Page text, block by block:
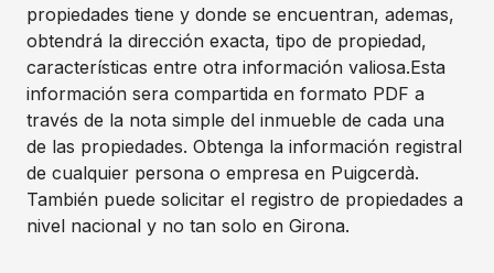
propiedades tiene y donde se encuentran, ademas,
obtendrá la dirección exacta, tipo de propiedad,
características entre otra información valiosa.Esta
información sera compartida en formato PDF a
través de la nota simple del inmueble de cada una
de las propiedades. Obtenga la información registral
de cualquier persona o empresa en Puigcerdà.
También puede solicitar el registro de propiedades a
nivel nacional y no tan solo en Girona.